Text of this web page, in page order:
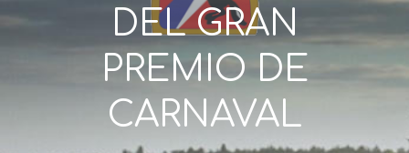
DEL GRAN
PREMIO DE
CARNAVAL